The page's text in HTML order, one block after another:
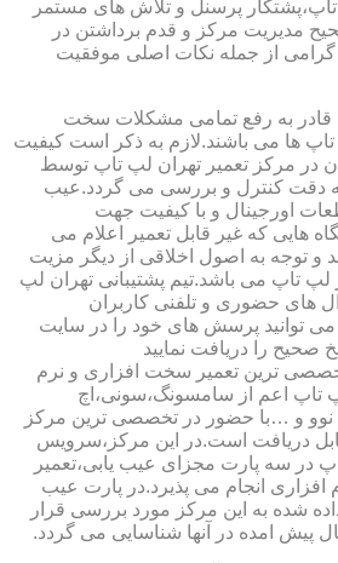
پرسنل و تلاش های مستمر
مدیریت مرکز و قدم برداشتن در
از جمله نکات اصلی موفقیت
به رفع تمامی مشکلات سخت
ها می باشند.لازم به ذکر است کیفیت
در مرکز تعمیر تهران لپ تاپ توسط
به دقت کنترل و بررسی می گردد.عیب
اورجینال و با کیفیت جهت
هایی که غیر قابل تعمیر اعلام می
و توجه به اصول اخلاقی از دیگر مزیت
تاپ می باشد.تیم پشتیبانی تهران لپ
های حضوری و تلفنی کاربران
توانید پرسش های خود را در سایت
را دریافت نمایید
ترین تعمیر سخت افزاری و نرم
تاپ اعم از سامسونگ،سونی،اچ
نوو و …با حضور در تخصصی ترین مرکز
دریافت است.در این مرکز،سرویس
در سه پارت مجزای عیب یابی،تعمیر
انجام می پذیرد.در پارت عیب
شده به این مرکز مورد بررسی قرار
پیش امده در آنها شناسایی می گردد.